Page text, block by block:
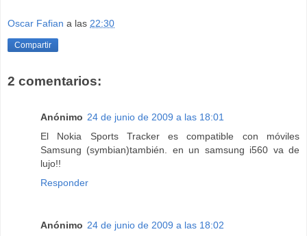
Oscar Fafian a las 22:30
Compartir
2 comentarios:
Anónimo 24 de junio de 2009 a las 18:01
El Nokia Sports Tracker es compatible con móviles
Samsung (symbian)también. en un samsung i560 va de
lujo!!
Responder
Anónimo 24 de junio de 2009 a las 18:02